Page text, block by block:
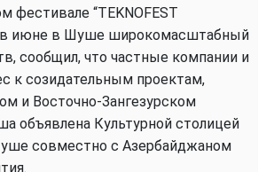
фестивале “TEKNOFEST
в июне в Шуше широкомасштабный
сообщил, что частные компании и
к созидательным проектам,
и Восточно-Зангезурском
объявлена Культурной столицей
совместно с Азербайджаном